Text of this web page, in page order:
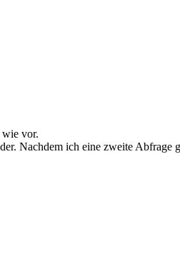
wie vor.
Nachdem ich eine zweite Abfrage